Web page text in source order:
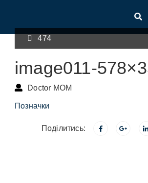
474
image011-
Doctor MOM
Позначки
Поділитись: